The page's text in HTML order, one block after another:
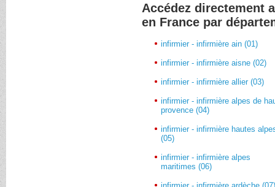
Accédez directement
en France par
infirmier - infirmière ain (01)
infirmier - infirmière aisne (02)
infirmier - infirmière allier (03)
infirmier - infirmière alpes de
provence (04)
infirmier - infirmière hautes
(05)
infirmier - infirmière alpes
maritimes (06)